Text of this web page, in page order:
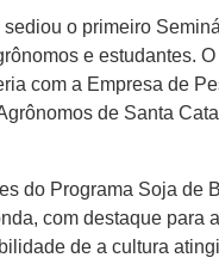
o primeiro
e estudantes.
com a Empresa de
de Santa
do Programa Soja de
com destaque
de a cultura